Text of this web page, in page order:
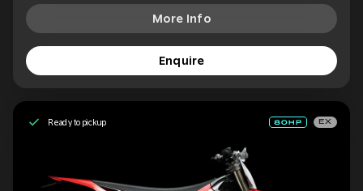
More Info
Enquire
Ready to pickup EX